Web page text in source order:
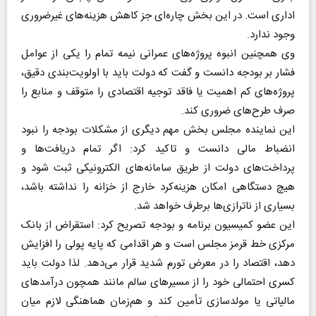
اداری است. در این بخش چاره‌ای جز کاهش هزینه‌های غیرضروری
وجود ندارد.
وی همچنین انبوه پروژه‌های عمرانی نیمه‌ تمام را یکی از عوامل
فشار بر بودجه دانست و گفت که دولت باید با اولویت‌بندی دقیق،
پروژه‌های کم‌ اهمیت یا فاقد توجیه اقتصادی را متوقف و منابع را
صرف طرح‌های ضروری کند.
این نماینده مجلس بخش مهم دیگری از مشکلات بودجه را نبود
انضباط مالی دانست و تاکید کرد: اگر تمام دریافت‌ها و
پرداخت‌های دولت از طریق سامانه‌های الکترونیکی ثبت شود و
هیچ دستگاهی امکان هزینه‌کرد خارج از خزانه را نداشته باشد،
بسیاری از ناترازی‌ها برطرف خواهد شد.
این عضو کمیسیون برنامه و بودجه تصریح کرد: استقراض از بانک
مرکزی خط قرمز مجلس است و هر اقدامی که پایه پولی را افزایش
دهد، اقتصاد را در معرض تورم شدید قرار می‌دهد. لذا دولت باید
کسری احتمالی خود را از مسیرهای سالم مانند همچون درآمدهای
مالیاتی یا مولدسازی تأمین کند و هم‌زمان هماهنگی لازم میان